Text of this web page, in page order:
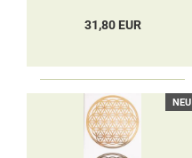
31,80 EUR
NEU